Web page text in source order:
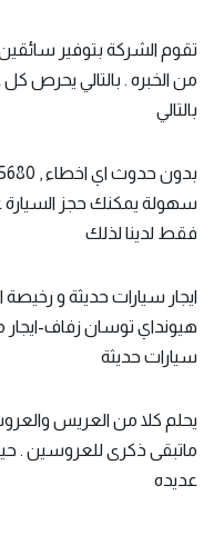
تقوم الشركة بتوفير
من الخبره . بالتالي يحرص
بالتالي
سهولة يمكنك حجز السيارة
فقط لدينا لذلك
ايجار سيارات حديثة و رخيصة
سيارات حديثة
يحلم كلا من العريس
ماتبقى ذكرى للعروسين .
عديده